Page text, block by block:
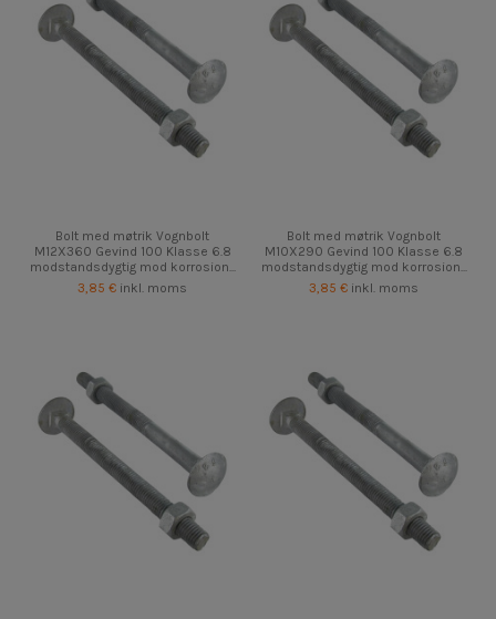
Bolt med møtrik Vognbolt
M12X360 Gevind 100 Klasse 6.8
modstandsdygtig mod korrosion...
3,85 € inkl. moms
Bolt med møtrik Vognbolt
M10X290 Gevind 100 Klasse 6.8
modstandsdygtig mod korrosion...
3,85 € inkl. moms